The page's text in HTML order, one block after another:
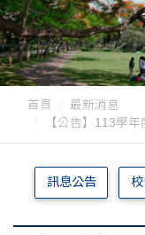
首頁
最新消息
【公告】113學
訊息公告